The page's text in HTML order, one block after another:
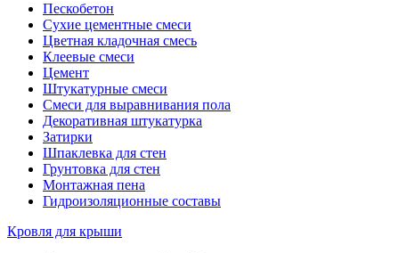
Пескобетон
Сухие цементные смеси
Цветная кладочная смесь
Клеевые смеси
Цемент
Штукатурные смеси
Смеси для выравнивания пола
Декоративная штукатурка
Затирки
Шпаклевка для стен
Грунтовка для стен
Монтажная пена
Гидроизоляционные составы
Кровля для крыши